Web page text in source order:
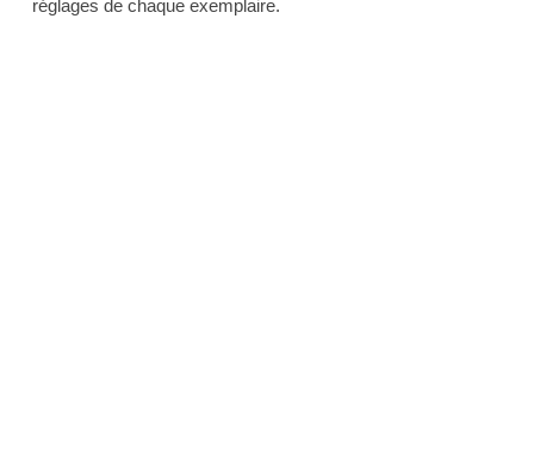
réglages de chaque exemplaire.